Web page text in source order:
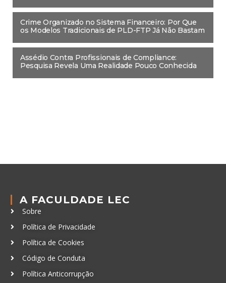
Crime Organizado no Sistema Financeiro: Por Que
os Modelos Tradicionais de PLD-FTP Já Não Bastam
Assédio Contra Profissionais de Compliance:
Pesquisa Revela Uma Realidade Pouco Conhecida
A FACULDADE LEC
Sobre
Política de Privacidade
Política de Cookies
Código de Conduta
Política Anticorrupção